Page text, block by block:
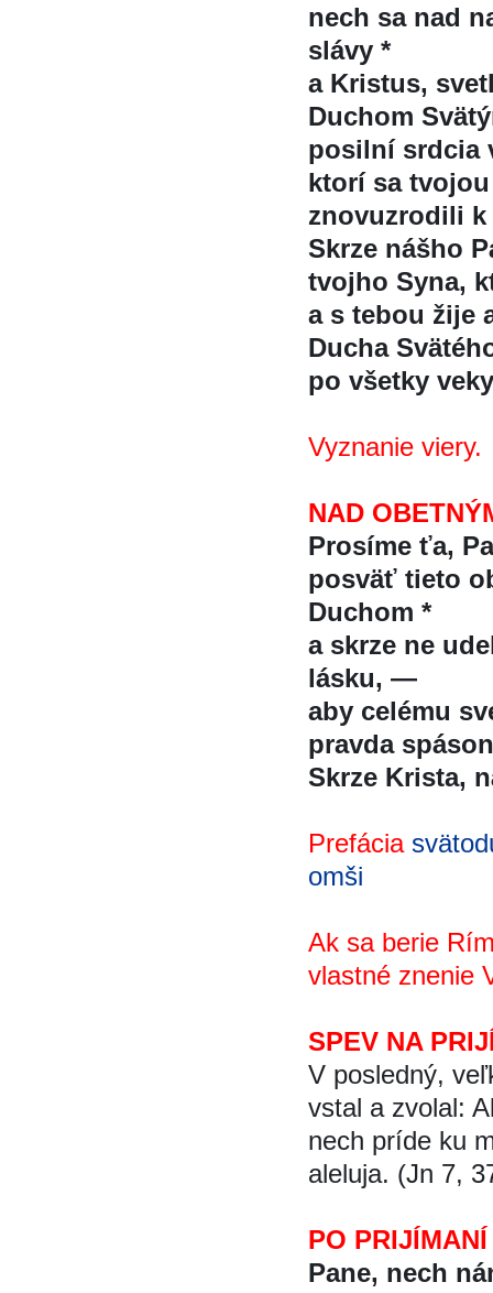
nech sa nad
slávy *
a Kristus,
Duchom
posilní srdcia
ktorí sa
znovuzrodili
Skrze nášho
tvojho Syna,
a s tebou žije
Ducha
po všetky
Vyznanie viery.
NAD
Prosíme ťa,
posväť tieto
Duchom *
a skrze ne
lásku, —
aby celému
pravda
Skrze Krista,
Prefácia
omši
Ak sa berie
vlastné znenie
SPEV NA
V posledný,
vstal a zvolal:
nech príde ku
aleluja. (Jn 7,
PO PRIJÍMANÍ
Pane, nech